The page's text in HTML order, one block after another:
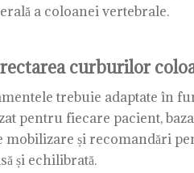
a coloanei vertebrale.
curburilor
trebuie adaptate în
pentru fiecare pacient,
și recomandări
și echilibrată.